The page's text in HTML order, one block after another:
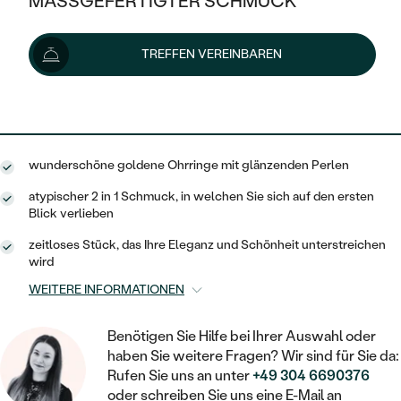
KLASSISCH
V-FORM
VINTAGE
AUSSERGEWÖHNLICHE
VON HAND GRAVIERTE
MIT MEHREREN DIAMANTEN
HALO
VINTAGE
IM SET
AUSSERGEWÖHNLICH
GESTALTE EINEN RING
WÄHLE EINEN RING
DIAMANTEN ZUM EINFASSEN
AUSVERKAUF
WENN SCHMUCK HILFT
NACH TYP
OHRRINGE
RINGE
ANHÄNGER / KETTEN
ARMBÄNDER
SCHMUCKSET
HERRENSCHMUCK
PLATIN
OHRSTECKER
CREOLEN
MINIMALISTISCHE
OHRHÄNGER
HERZ
GOLD
SILBER
SOLITÄR
ZUR GEBURT EINES KINDES
PERSONALISIERT
MIT STERNZEICHEN
MINIMALISTISCH
AUSVERKAUF
GOLD
PLATIN
MINIMALISTISCHE
TREFFEN VEREINBAREN
179 €233 € -24 %
Lieferoptionen
wunderschöne goldene Ohrringe mit glänzenden Perlen
atypischer 2 in 1 Schmuck, in welchen Sie sich auf den ersten
Blick verlieben
zeitloses Stück, das Ihre Eleganz und Schönheit unterstreichen
wird
WEITERE INFORMATIONEN
Benötigen Sie Hilfe bei Ihrer Auswahl oder
haben Sie weitere Fragen? Wir sind für Sie da:
Rufen Sie uns an unter+49 304 6690376
oder schreiben Sie uns eine E-Mail an